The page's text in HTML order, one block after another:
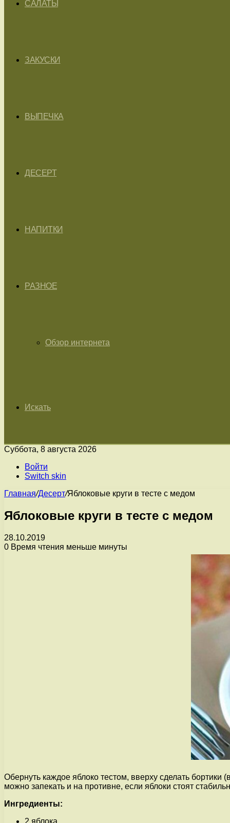
САЛАТЫ
ЗАКУСКИ
ВЫПЕЧКА
ДЕСЕРТ
НАПИТКИ
РАЗНОЕ
Обзор интернета
Искать
Суббота, 8 августа 2026
Войти
Switch skin
Главная/Десерт/Яблоковые круги в тесте с медом
Яблоковые круги в тесте с медом
28.10.2019
0 Время чтения меньше минуты
Обернуть каждое яблоко тестом, вверху сделать
можно запекать и на противне, если яблоки стоят
Ингредиенты:
2 яблока